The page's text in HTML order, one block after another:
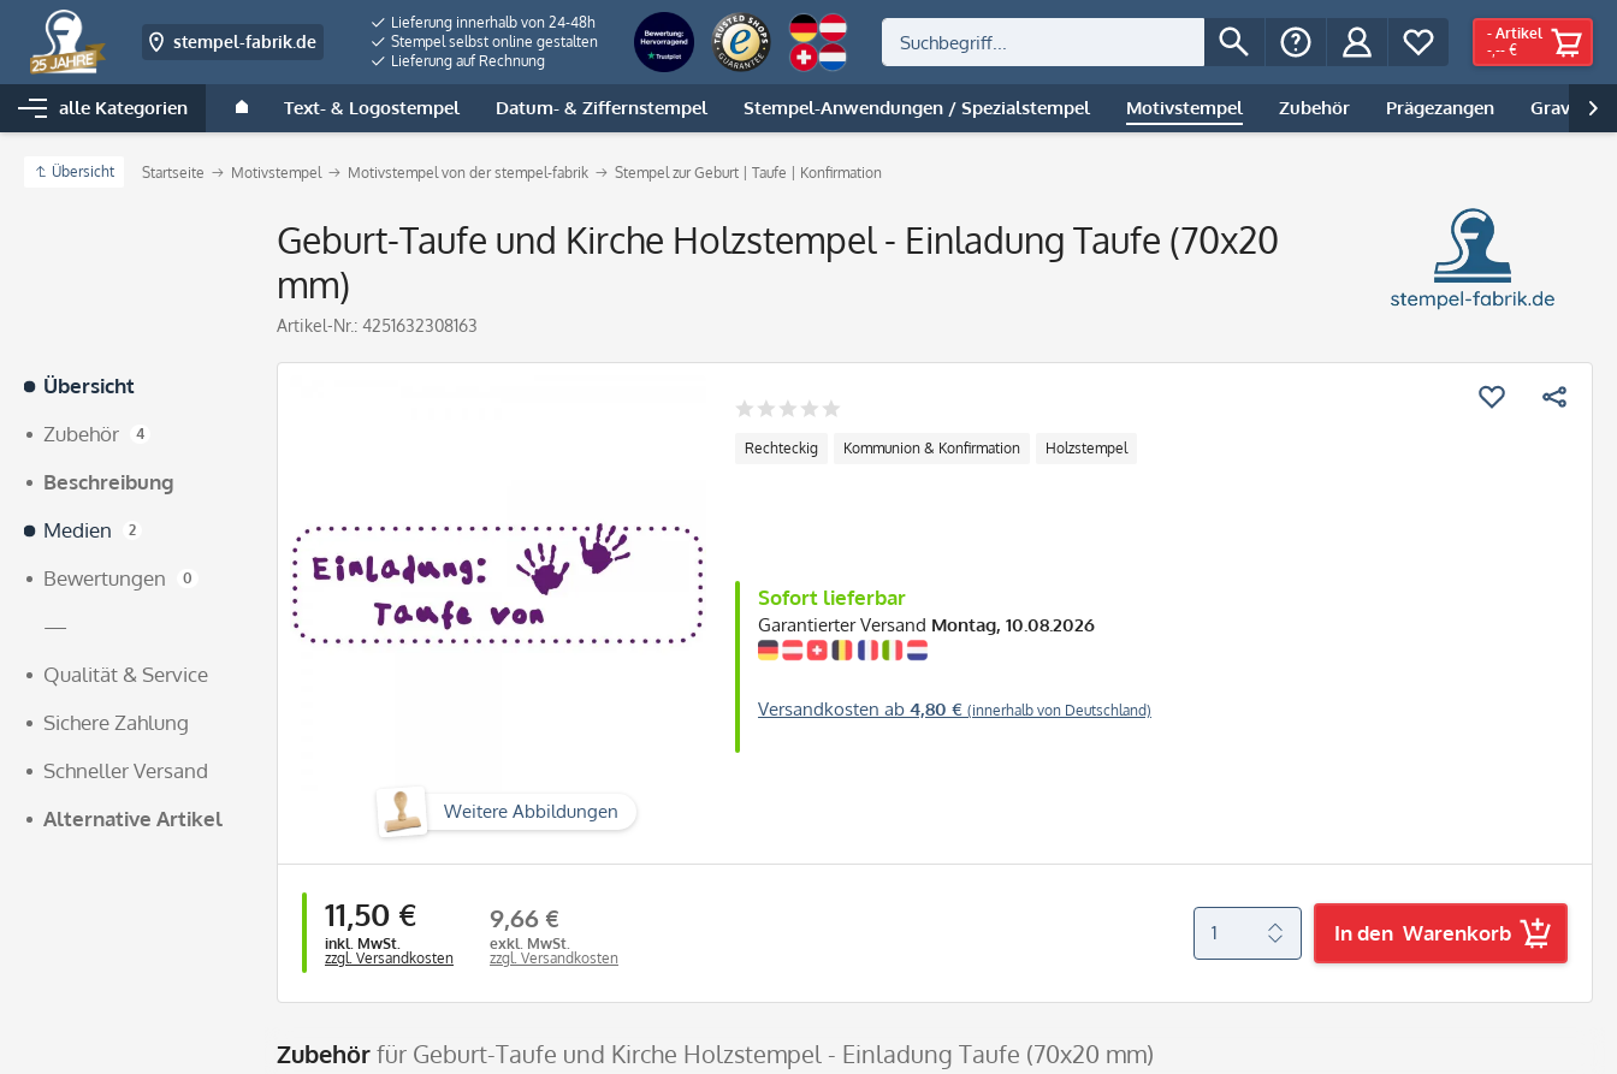
stempel-fabrik.de
Lieferung innerhalb von 24-48h
Stempel selbst online gestalten
Lieferung auf Rechnung
- Artikel
-,-- €
alle Kategorien Text- & Logostempel Datum- & Ziffernstempel Stempel-Anwendungen / Spezialstempel Motivstempel Zubehör Prägezangen Gravur |

Übersicht Startseite Motivstempel Motivstempel von der stempel-fabrik Stempel zur Geburt | Taufe | Konfirmation
Geburt-Taufe und Kirche Holzstempel - Einladung Taufe (70x20
mm)
Artikel-Nr.: 4251632308163
Übersicht
Zubehör
4
Beschreibung
Medien
2
Bewertungen 0
—
Qualität & Service
Sichere Zahlung
Schneller Versand
Alternative Artikel
Weitere Abbildungen
Rechteckig Kommunion & Konfirmation Holzstempel
Sofort lieferbar
Garantierter Versand Montag, 10.08.2026
Versandkosten ab 4,80 € (innerhalb von Deutschland)
11,50 €
inkl. MwSt.
zzgl. Versandkosten
9,66 €
exkl. MwSt.
zzgl. Versandkosten
In den Warenkorb
Zubehörfür Geburt-Taufe und Kirche Holzstempel - Einladung Taufe (70x20 mm)